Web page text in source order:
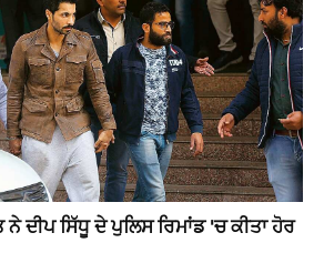
ਨੇ ਦੀਪ ਸਿੱਧੂ ਦੇ ਪੁਲਿਸ ਰਿਮਾਂਡ 'ਚ ਕੀਤਾ ਹੋਰ